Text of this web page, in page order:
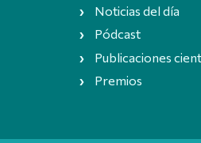
Noticias del día
Pódcast
Publicaciones
Premios